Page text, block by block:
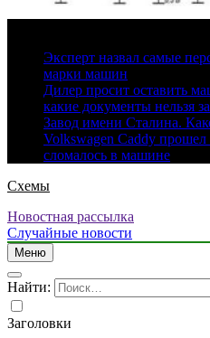
Эксперт назвал самые
марки машин
Дилер просит оставить
какие документы нельзя
Завод имени Сталина.
Volkswagen Caddy
сломалось в машине
Схемы
Новостная рассылка
Случайные новости
Меню
Найти:
Заголовки